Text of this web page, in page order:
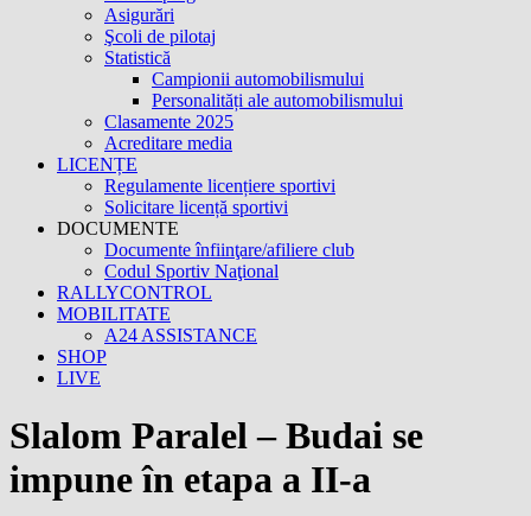
Asigurări
Şcoli de pilotaj
Statistică
Campionii automobilismului
Personalități ale automobilismului
Clasamente 2025
Acreditare media
LICENȚE
Regulamente licențiere sportivi
Solicitare licență sportivi
DOCUMENTE
Documente înfiinţare/afiliere club
Codul Sportiv Naţional
RALLYCONTROL
MOBILITATE
A24 ASSISTANCE
SHOP
LIVE
Slalom Paralel – Budai se
impune în etapa a II-a